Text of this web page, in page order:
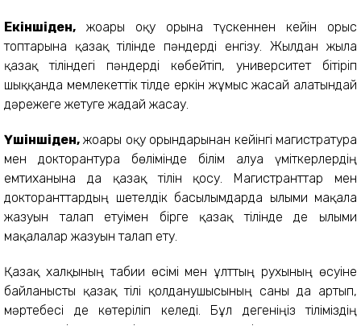
Екіншіден, жоғарғы оқу орына түскеннен кейін орыс
топтарына қазақ тілінде пәндерді енгізу. Жылдан жылға
қазақ тіліндегі пәндерді көбейтіп, университет бітіріп
шыққанда мемлекеттік тілде еркін жұмыс жасай алатындай
дәрежеге жетуге жағдай жасау.
Үшіншіден, жоғарғы оқу орындарынан кейінгі магистратура
мен докторантура бөлімінде білім алуға үміткерлердің
емтиханына да қазақ тілін қосу. Магистранттар мен
докторанттардың шетелдік басылымдарда ғылыми мақала
жазуын талап етуімен бірге қазақ тілінде де ғылыми
мақалалар жазуын талап ету.
Қазақ халқының табиғи өсімі мен ұлттың рухының өсуіне
байланысты қазақ тілі қолданушысының саны да артып,
мәртебесі де көтеріліп келеді. Бұл дегеніңіз тіліміздің